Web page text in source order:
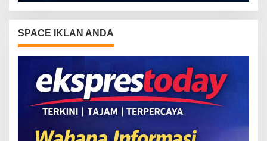
SPACE IKLAN ANDA